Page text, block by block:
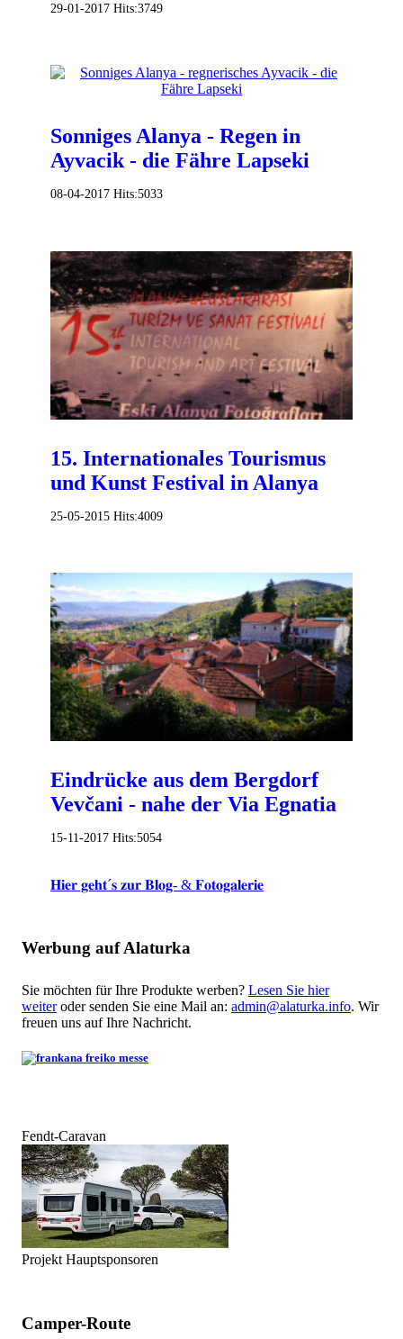
29-01-2017 Hits:3749
Sonniges Alanya - Regen in
Ayvacik - die Fähre Lapseki
08-04-2017 Hits:5033
15. Internationales Tourismus
und Kunst Festival in Alanya
25-05-2015 Hits:4009
Eindrücke aus dem Bergdorf
Vevčani - nahe der Via Egnatia
15-11-2017 Hits:5054
𝐇𝐢𝐞𝐫 𝐠𝐞𝐡𝐭´𝐬 𝐳𝐮𝐫 𝐁𝐥𝐨𝐠- & 𝐅𝐨𝐭𝐨𝐠𝐚𝐥𝐞𝐫𝐢𝐞
Werbung auf Alaturka
Sie möchten für Ihre Produkte werben? Lesen Sie hier
weiteroder senden Sie eine Mail an: admin@alaturka.info. Wir
freuen uns auf Ihre Nachricht.
Fendt-Caravan
Projekt Hauptsponsoren
Camper-Route